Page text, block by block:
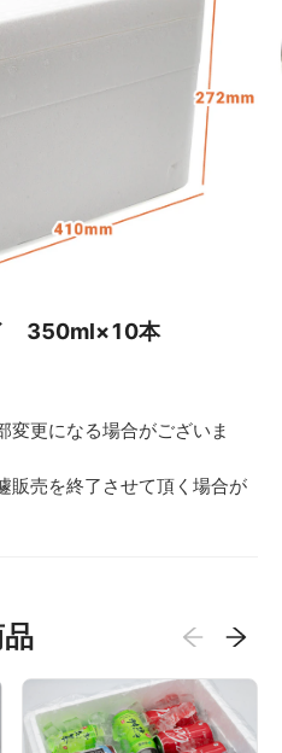
350ml×10本
変更になる場合がございま
販売を終了させて頂く場合が